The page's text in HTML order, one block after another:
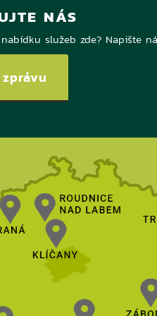
NÁS
služeb zde? Napište